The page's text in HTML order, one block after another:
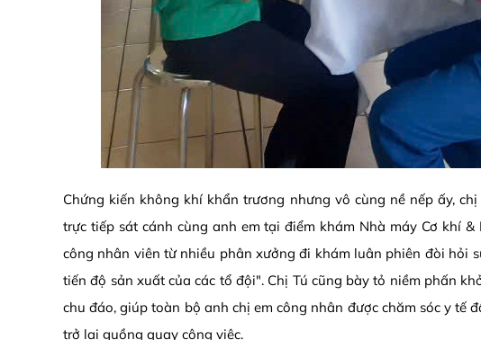
Chứng kiến không khí khẩn trương nhưng vô cùng nề nếp ấy, chị
trực tiếp sát cánh cùng anh em tại điểm khám Nhà máy Cơ khí
công nhân viên từ nhiều phân xưởng đi khám luân phiên đòi hỏi
tiến độ sản xuất của các tổ đội". Chị Tú cũng bày tỏ niềm phấn
chu đáo, giúp toàn bộ anh chị em công nhân được chăm sóc y tế
trở lại guồng quay công việc.